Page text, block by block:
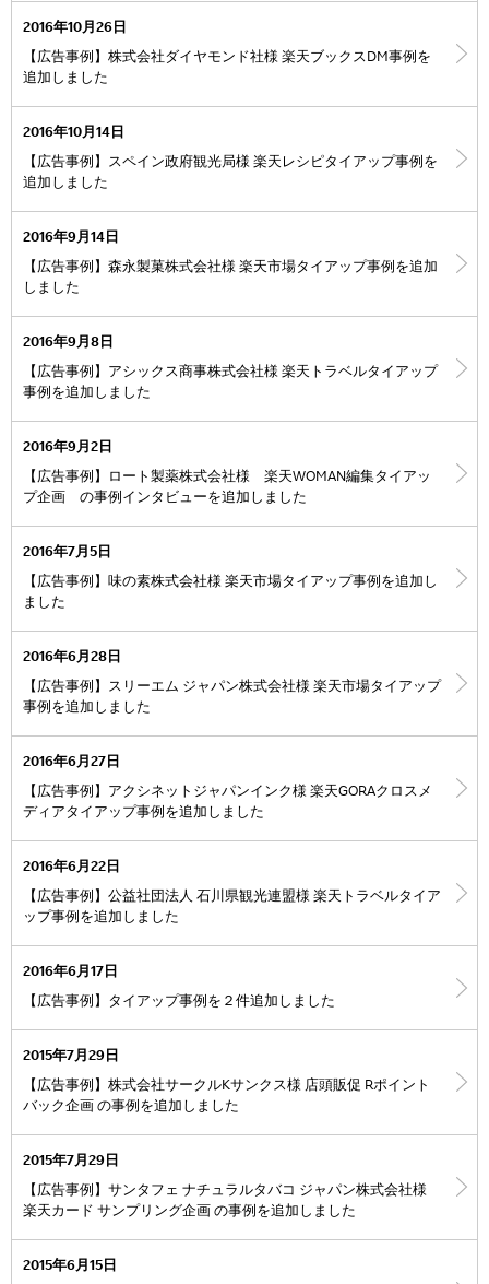
2016年10月26日
【広告事例】株式会社ダイヤモンド社様 楽天ブックスDM事例を
追加しました
2016年10月14日
【広告事例】スペイン政府観光局様 楽天レシピタイアップ事例を
追加しました
2016年9月14日
【広告事例】森永製菓株式会社様 楽天市場タイアップ事例を追加
しました
2016年9月8日
【広告事例】アシックス商事株式会社様 楽天トラベルタイアップ
事例を追加しました
2016年9月2日
【広告事例】ロート製薬株式会社様 楽天WOMAN編集タイアッ
プ企画 の事例インタビューを追加しました
2016年7月5日
【広告事例】味の素株式会社様 楽天市場タイアップ事例を追加し
ました
2016年6月28日
【広告事例】スリーエム ジャパン株式会社様 楽天市場タイアップ
事例を追加しました
2016年6月27日
【広告事例】アクシネットジャパンインク様 楽天GORAクロスメ
ディアタイアップ事例を追加しました
2016年6月22日
【広告事例】公益社団法人 石川県観光連盟様 楽天トラベルタイア
ップ事例を追加しました
2016年6月17日
【広告事例】タイアップ事例を２件追加しました
2015年7月29日
【広告事例】株式会社サークルKサンクス様 店頭販促 Rポイント
バック企画 の事例を追加しました
2015年7月29日
【広告事例】サンタフェ ナチュラルタバコ ジャパン株式会社様
楽天カード サンプリング企画 の事例を追加しました
2015年6月15日